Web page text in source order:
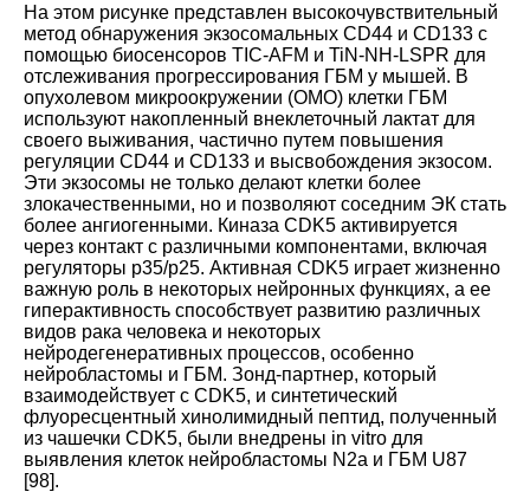
На этом рисунке представлен высокочувствительный
метод обнаружения экзосомальных CD44 и CD133 с
помощью биосенсоров TIC-AFM и TiN-NH-LSPR для
отслеживания прогрессирования ГБМ у мышей. В
опухолевом микроокружении (ОМО) клетки ГБМ
используют накопленный внеклеточный лактат для
своего выживания, частично путем повышения
регуляции CD44 и CD133 и высвобождения экзосом.
Эти экзосомы не только делают клетки более
злокачественными, но и позволяют соседним ЭК стать
более ангиогенными. Киназа CDK5 активируется
через контакт с различными компонентами, включая
регуляторы p35/p25. Активная CDK5 играет жизненно
важную роль в некоторых нейронных функциях, а ее
гиперактивность способствует развитию различных
видов рака человека и некоторых
нейродегенеративных процессов, особенно
нейробластомы и ГБМ. Зонд-партнер, который
взаимодействует с CDK5, и синтетический
флуоресцентный хинолимидный пептид, полученный
из чашечки CDK5, были внедрены in vitro для
выявления клеток нейробластомы N2a и ГБМ U87
[98].